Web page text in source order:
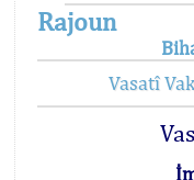
Rajoun
Vasatî